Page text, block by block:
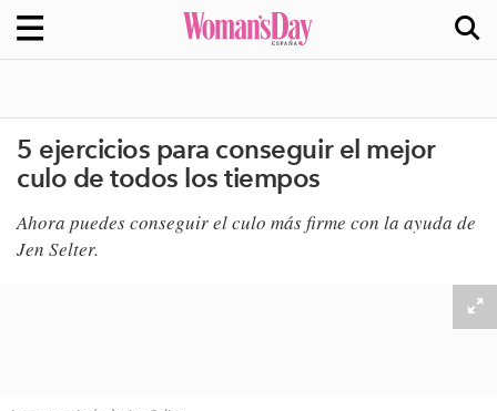
5 ejercicios para conseguir el mejor
culo de todos los tiempos
Ahora puedes conseguir el culo más firme con la ayuda de
Jen Selter.